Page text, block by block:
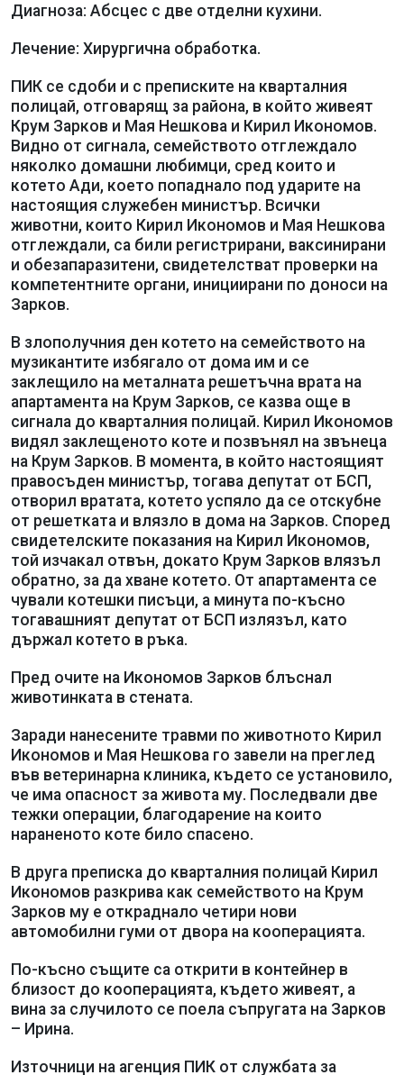
Диагноза: Абсцес с две отделни кухини.
Лечение: Хирургична обработка.
ПИК се сдоби и с преписките на кварталния
полицай, отговарящ за района, в който живеят
Крум Зарков и Мая Нешкова и Кирил Икономов.
Видно от сигнала, семейството отглеждало
няколко домашни любимци, сред които и
котето Ади, което попаднало под ударите на
настоящия служебен министър. Всички
животни, които Кирил Икономов и Мая Нешкова
отглеждали, са били регистрирани, ваксинирани
и обезапаразитени, свидетелстват проверки на
компетентните органи, инициирани по доноси на
Зарков.
В злополучния ден котето на семейството на
музикантите избягало от дома им и се
заклещило на металната решетъчна врата на
апартамента на Крум Зарков, се казва още в
сигнала до кварталния полицай. Кирил Икономов
видял заклещеното коте и позвънял на звънеца
на Крум Зарков. В момента, в който настоящият
правосъден министър, тогава депутат от БСП,
отворил вратата, котето успяло да се отскубне
от решетката и влязло в дома на Зарков. Според
свидетелските показания на Кирил Икономов,
той изчакал отвън, докато Крум Зарков влязъл
обратно, за да хване котето. От апартамента се
чували котешки писъци, а минута по-късно
тогавашният депутат от БСП излязъл, като
държал котето в ръка.
Пред очите на Икономов Зарков блъснал
животинката в стената.
Заради нанесените травми по животното Кирил
Икономов и Мая Нешкова го завели на преглед
във ветеринарна клиника, където се установило,
че има опасност за живота му. Последвали две
тежки операции, благодарение на които
нараненото коте било спасено.
В друга преписка до кварталния полицай Кирил
Икономов разкрива как семейството на Крум
Зарков му е откраднало четири нови
автомобилни гуми от двора на кооперацията.
По-късно същите са открити в контейнер в
близост до кооперацията, където живеят, а
вина за случилото се поела съпругата на Зарков
– Ирина.
Източници на агенция ПИК от службата за